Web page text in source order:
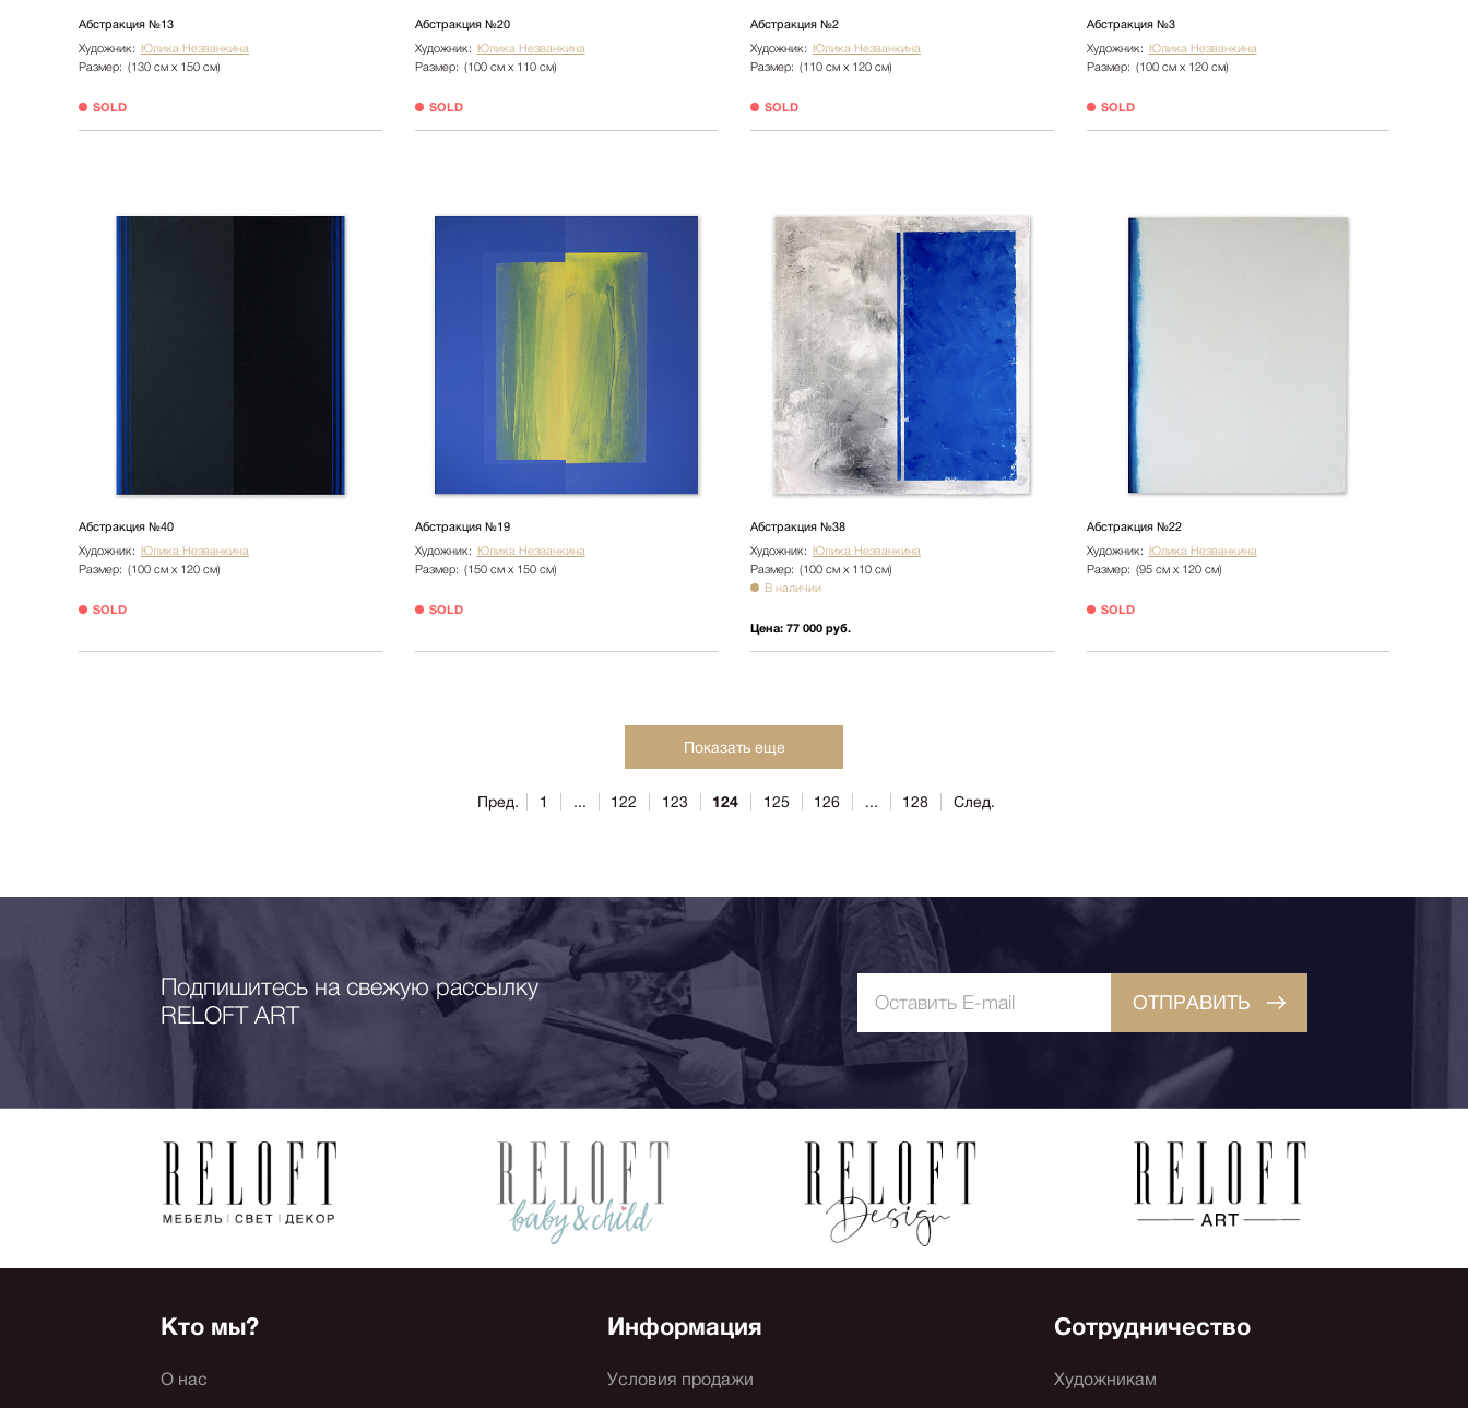
Абстракция №13
Художник: Юлика Незванкина
Размер: (130 см х 150 см)
SOLD
Абстракция №20
Художник: Юлика Незванкина
Размер: (100 см х 110 см)
SOLD
Абстракция №2
Художник: Юлика Незванкина
Размер: (110 см х 120 см)
SOLD
Абстракция №3
Художник: Юлика Незванкина
Размер: (100 см х 120 см)
SOLD
Абстракция №40
Художник: Юлика Незванкина
Размер: (100 см х 120 см)
SOLD
Абстракция №19
Художник: Юлика Незванкина
Размер: (150 см х 150 см)
SOLD
Абстракция №38
Художник: Юлика Незванкина
Размер: (100 см х 110 см)
В наличии
Цена: 77 000 руб.
Абстракция №22
Художник: Юлика Незванкина
Размер: (95 см х 120 см)
SOLD
Показать еще
Пред. 1 ... 122 123 124 125 126 ... 128 След.
Подпишитесь на свежую рассылку
RELOFT ART
ОТПРАВИТЬ
Кто мы?
О нас
Информация
Условия продажи
Сотрудничество
Художникам